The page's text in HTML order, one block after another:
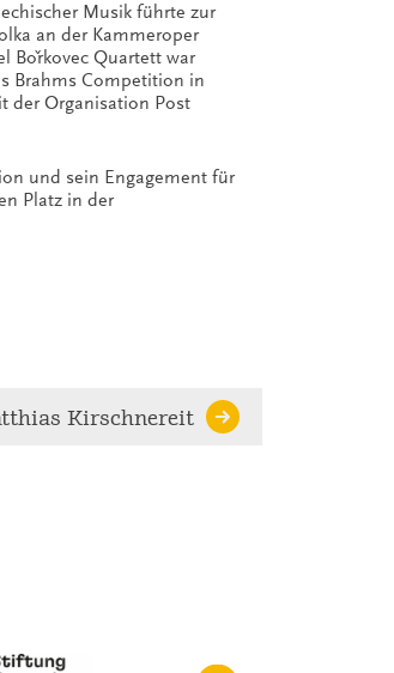
Musik führte zur
an der Kammeroper
Bořkovec Quartett war
Brahms Competition in
der Organisation Post
und sein Engagement für
Platz in der
Kirschnereit